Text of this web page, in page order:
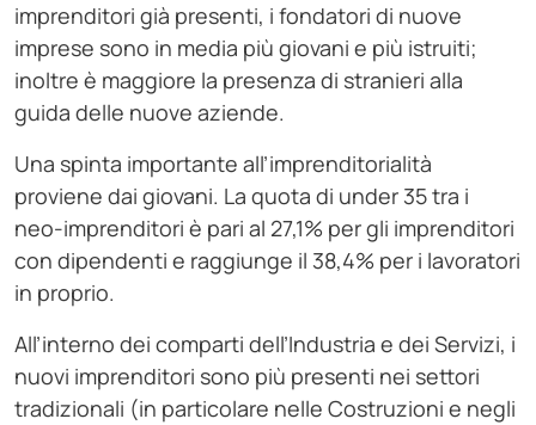
imprenditori già presenti, i fondatori di nuove
imprese sono in media più giovani e più istruiti;
inoltre è maggiore la presenza di stranieri alla
guida delle nuove aziende.
Una spinta importante all’imprenditorialità
proviene dai giovani. La quota di under 35 tra i
neo-imprenditori è pari al 27,1% per gli imprenditori
con dipendenti e raggiunge il 38,4% per i lavoratori
in proprio.
All’interno dei comparti dell’Industria e dei Servizi, i
nuovi imprenditori sono più presenti nei settori
tradizionali (in particolare nelle Costruzioni e negli